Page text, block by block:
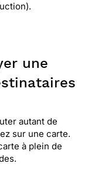
une
autant de
sur une carte.
à plein de